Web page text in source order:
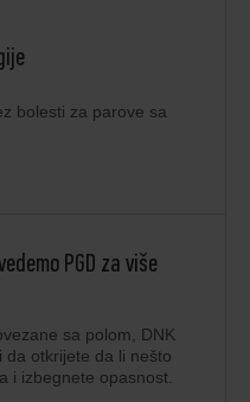
bolesti za parove sa
PGD za više
sa polom, DNK
otkrijete da li nešto
i izbegnete opasnost.